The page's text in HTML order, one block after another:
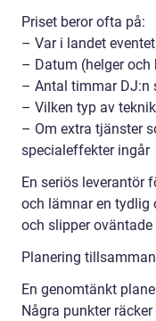
Priset beror ofta på:
– Var i landet
– Datum (helger
– Antal timmar DJ:n
– Vilken typ av
– Om extra tjänster
specialeffekter ingår
En seriös leverantör
och lämnar en tydlig
och slipper oväntade
Planering
En genomtänkt
Några punkter